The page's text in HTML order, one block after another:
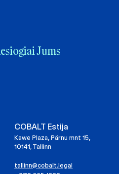
Jums
COBALT Estija
Kawe Plaza, Pärnu mnt 15,
10141, Tallinn
tallinn@cobalt.legal